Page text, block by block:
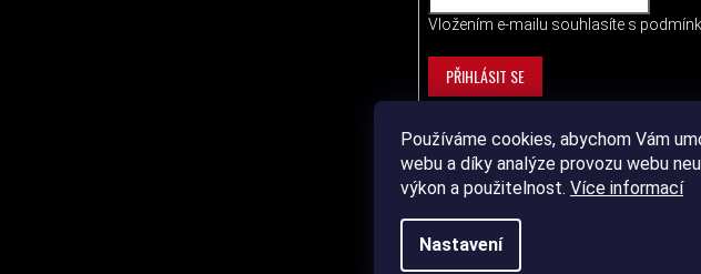
Používáme cookies, abychom Vám
webu a díky analýze provozu webu
výkon a použitelnost. Více informací
Nastavení
Vložením e-mailu souhlasíte s
PŘIHLÁSIT SE